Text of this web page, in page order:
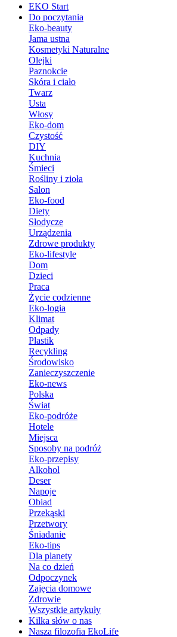
EKO Start
Do poczytania
Eko-beauty
Jama ustna
Kosmetyki Naturalne
Olejki
Paznokcie
Skóra i ciało
Twarz
Usta
Włosy
Eko-dom
Czystość
DIY
Kuchnia
Śmieci
Rośliny i zioła
Salon
Eko-food
Diety
Słodycze
Urządzenia
Zdrowe produkty
Eko-lifestyle
Dom
Dzieci
Praca
Życie codzienne
Eko-logia
Klimat
Odpady
Plastik
Recykling
Środowisko
Zanieczyszczenie
Eko-news
Polska
Świat
Eko-podróże
Hotele
Miejsca
Sposoby na podróż
Eko-przepisy
Alkohol
Deser
Napoje
Obiad
Przekąski
Przetwory
Śniadanie
Eko-tips
Dla planety
Na co dzień
Odpoczynek
Zajęcia domowe
Zdrowie
Wszystkie artykuły
Kilka słów o nas
Nasza filozofia EkoLife